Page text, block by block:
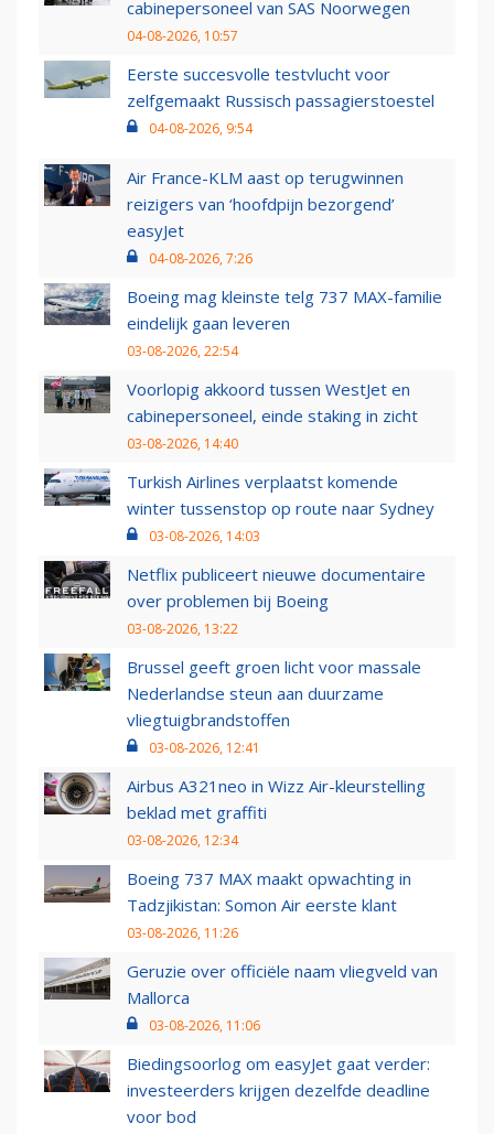
cabinepersoneel van SAS Noorwegen
04-08-2026, 10:57
Eerste succesvolle testvlucht voor
zelfgemaakt Russisch passagierstoestel
04-08-2026, 9:54
Air France-KLM aast op terugwinnen
reizigers van ‘hoofdpijn bezorgend’
easyJet
04-08-2026, 7:26
Boeing mag kleinste telg 737 MAX-familie
eindelijk gaan leveren
03-08-2026, 22:54
Voorlopig akkoord tussen WestJet en
cabinepersoneel, einde staking in zicht
03-08-2026, 14:40
Turkish Airlines verplaatst komende
winter tussenstop op route naar Sydney
03-08-2026, 14:03
Netflix publiceert nieuwe documentaire
over problemen bij Boeing
03-08-2026, 13:22
Brussel geeft groen licht voor massale
Nederlandse steun aan duurzame
vliegtuigbrandstoffen
03-08-2026, 12:41
Airbus A321neo in Wizz Air-kleurstelling
beklad met graffiti
03-08-2026, 12:34
Boeing 737 MAX maakt opwachting in
Tadzjikistan: Somon Air eerste klant
03-08-2026, 11:26
Geruzie over officiële naam vliegveld van
Mallorca
03-08-2026, 11:06
Biedingsoorlog om easyJet gaat verder:
investeerders krijgen dezelfde deadline
voor bod